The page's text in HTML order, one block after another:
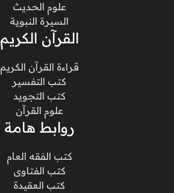
علوم الحديث
السيرة النبوية
القرآن الكريم
قراءة القرآن الكريم
كتب التفسير
كتب التجويد
علوم القرآن
روابط هامة
كتب الفقه العام
كتب الفتاوى
كتب العقيدة